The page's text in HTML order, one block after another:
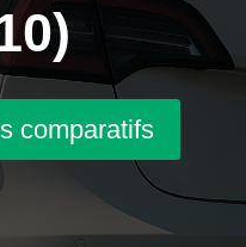
comparatifs